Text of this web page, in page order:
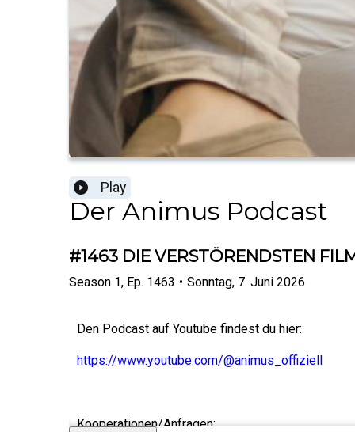
Play
Der Animus Podcast
#1463 DIE VERSTÖRENDSTEN
Season 1, Ep. 1463 • Sonntag, 7. Juni 2026
Den Podcast auf Youtube findest du hier:
https://www.youtube.com/@animus_offiziell
Kooperationen/Anfragen: